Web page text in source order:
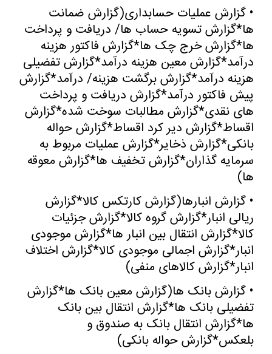
• گزارش عملیات حسابداری(گزارش ضمانت
ها*گزارش تسویه حساب ها/ دریافت و پرداخت
ها*گزارش خرج چک ها*گزارش فاکتور هزینه
درآمد*گزارش معین هزینه درآمد*گزارش تفضیلی
هزینه درآمد*گزارش برگشت هزینه/ درآمد*گزارش
پیش فاکتور درآمد*گزارش دریافت و پرداخت
های نقدی*گزارش مطالبات سوخت شده*گزارش
اقساط*گزارش دیر کرد اقساط*گزارش حواله
بانکی*گزارش ذخایر*گزارش عملیات مربوط به
سرمایه گذاران*گزارش تخفیف ها*گزارش معوقه
ها)
• گزارش انبارها(گزارش کارتکس کالا*گزارش
ریالی انبار*گزارش گروه کالا*گزارش جزئیات
کالا*گزارش انتقال بین انبار ها*گزارش موجودی
انبار*گزارش اجمالی موجودی کالا*گزارش اختلاف
انبار*گزارش کالاهای منفی)
• گزارش بانک ها(گزارش معین بانک ها*گزارش
تفضیلی بانک ها*گزارش انتقال بین بانک
ها*گزارش انتقال بانک به صندوق و
بلعکس*گزارش حواله بانکی)